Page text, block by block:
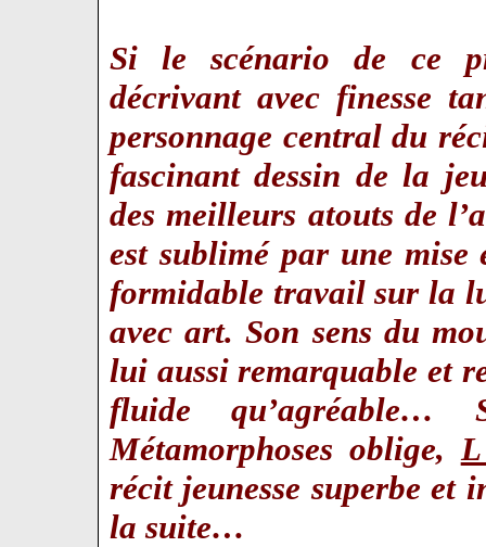
Si le scénario de ce
décrivant avec finesse
personnage central du
fascinant dessin de la
des meilleurs atouts de
est sublimé par une mise
formidable travail sur la
avec art. Son sens du
lui aussi remarquable et
fluide qu’agréable…
Métamorphoses oblige,
récit jeunesse superbe
la suite…